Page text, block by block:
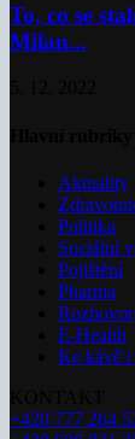
To, co se
Milan...
Aktuality
Politika
Sociální
Pojištění
Pharma
E-Health
Ke kávě i
+420 777 264